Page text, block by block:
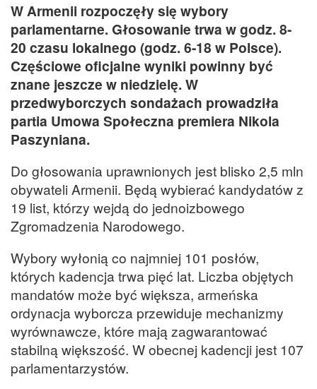
W Armenii rozpoczęły się wybory
parlamentarne. Głosowanie trwa w godz. 8-
20 czasu lokalnego (godz. 6-18 w Polsce).
Częściowe oficjalne wyniki powinny być
znane jeszcze w niedzielę. W
przedwyborczych sondażach prowadziła
partia Umowa Społeczna premiera Nikola
Paszyniana.
Do głosowania uprawnionych jest blisko 2,5 mln
obywateli Armenii. Będą wybierać kandydatów z
19 list, którzy wejdą do jednoizbowego
Zgromadzenia Narodowego.
Wybory wyłonią co najmniej 101 posłów,
których kadencja trwa pięć lat. Liczba objętych
mandatów może być większa, armeńska
ordynacja wyborcza przewiduje mechanizmy
wyrównawcze, które mają zagwarantować
stabilną większość. W obecnej kadencji jest 107
parlamentarzystów.